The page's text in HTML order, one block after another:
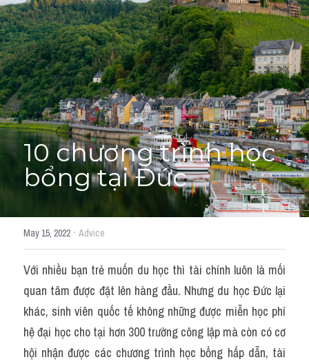
Adj
Khác
Từ vựng theo topic
Từ vựng theo Topic
Vocabulary - Grammar
Grammar
Part 2
Noun
Verb
Du học Hà Lan
Du học Cấp Ba
Liên hệ
Lớp Siêu Cấp Tốc
HỌC THỬ →
10 chương trình học
bổng tại Đức
May 15, 2022 · Advice
Với nhiều bạn trẻ muốn du học thì tài chính luôn là mối
quan tâm được đặt lên hàng đầu. Nhưng du học Đức lại
khác, sinh viên quốc tế không những được miễn học phí
hệ đại học cho tại hơn 300 trường công lập mà còn có cơ
hội nhận được các chương trình học bổng hấp dẫn, tài